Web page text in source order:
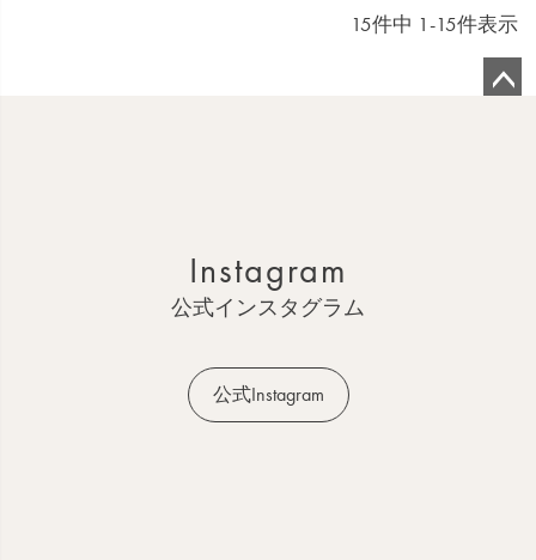
15件中 1 -15件表示
Instagram
公式インスタグラム
公式Instagram